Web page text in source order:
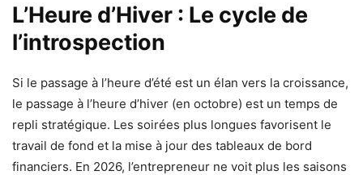
L’Heure d’Hiver : Le cycle de
l’introspection
Si le passage à l’heure d’été est un élan vers la croissance,
le passage à l’heure d’hiver (en octobre) est un temps de
repli stratégique. Les soirées plus longues favorisent le
travail de fond et la mise à jour des tableaux de bord
financiers. En 2026, l’entrepreneur ne voit plus les saisons